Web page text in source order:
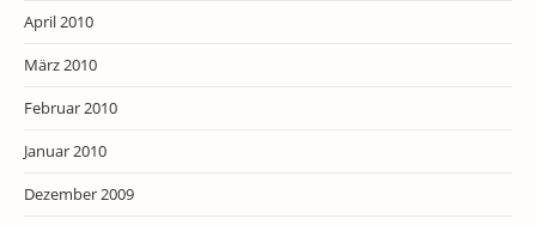
April 2010
März 2010
Februar 2010
Januar 2010
Dezember 2009